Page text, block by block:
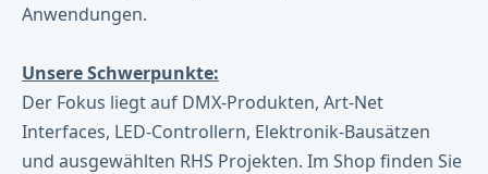
Anwendungen.
Unsere Schwerpunkte:
Der Fokus liegt auf DMX-Produkten, Art-Net
Interfaces, LED-Controllern, Elektronik-Bausätzen
und ausgewählten RHS Projekten. Im Shop finden Sie